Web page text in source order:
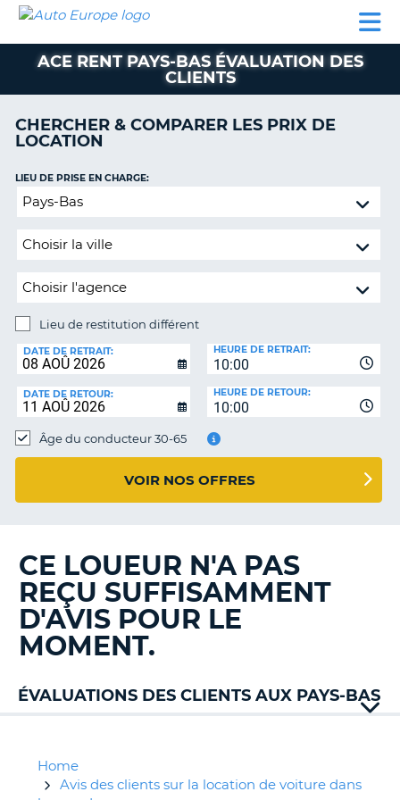
LOCATION
VOITURE
CAMPING-
CAR
CLIENT
AUTO
EUROPE
LOCATION
VOITURE
PARTENAIRES
CLIENT
MON
RÉSERVATION
FRANCE
ACE RENT PAYS-BAS ÉVALUATION DES
CLIENTS
CHERCHER & COMPARER LES PRIX DE
LOCATION
Lieu
restitution
LIEU DE PRISE EN CHARGE:
Lieu de restitution différent
DE
RESTITUTION:
DATE DE RETRAIT:
10:00
HEURE DE RETRAIT:
DATE DE RETOUR:
10:00
HEURE DE RETOUR:
Âge du conducteur 30-65
VOIR NOS OFFRES
CE LOUEUR N'A PAS
REÇU SUFFISAMMENT
D'AVIS POUR LE
MOMENT.
ÉVALUATIONS DES CLIENTS AUX PAYS-BAS
Budget
Dollar
Home
Avis des clients sur la location de voiture dans